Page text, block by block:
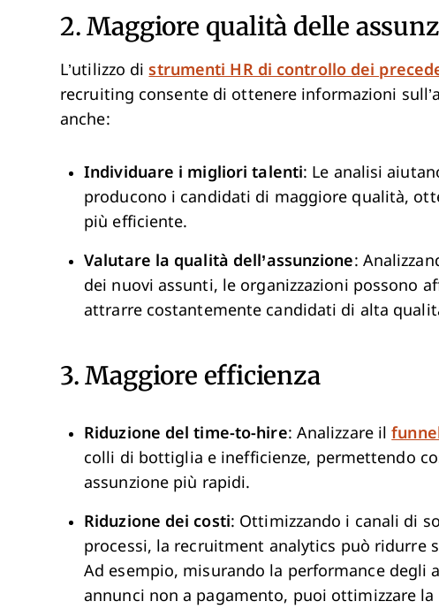
2. Maggiore qualità delle
L’utilizzo distrumenti HR di controllo dei
recruiting consente di ottenere informazioni
anche:
Individuare i migliori talenti: Le analisi
producono i candidati di maggiore qualità,
più efficiente.
Valutare la qualità dell’assunzione:
dei nuovi assunti, le organizzazioni possono
attrarre costantemente candidati di alta
3. Maggiore efficienza
Riduzione del time-to-hire: Analizzare il
colli di bottiglia e inefficienze, permettendo
assunzione più rapidi.
Riduzione dei costi: Ottimizzando i canali di
processi, la recruitment analytics può ridurre
Ad esempio, misurando la performance degli
annunci non a pagamento, puoi ottimizzare la